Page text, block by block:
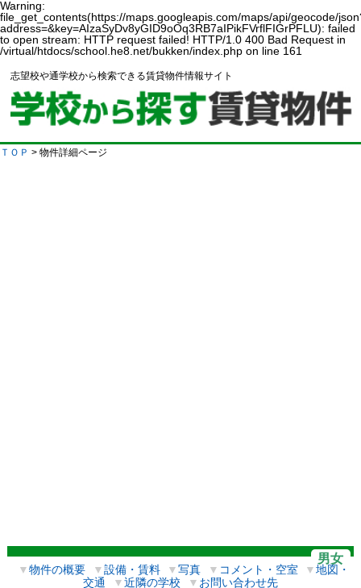
Warning:
file_get_contents(https://maps.googleapis.com/maps/api/geocode/
address=&key=AIzaSyDv8yGID9oOq3RB7aIPikFVrflFIGrPFLU): failed
to open stream: HTTP request failed! HTTP/1.0 400 Bad Request in
/virtual/htdocs/school.he8.net/bukken/index.php on line 161
志望校や通学校から検索できる賃貸物件情報サイト
ＴＯＰ > 物件詳細ページ
男女
▼物件の概要 ▼設備・賃料 ▼写真 ▼ コメント・空室 ▼地図・
交通
▼近隣の学校 ▼ お問い合わせ先